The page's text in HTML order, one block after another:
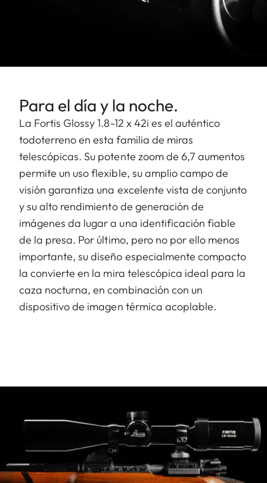
Para el día y la noche.
La Fortis Glossy 1.8-12 x 42i es el auténtico
todoterreno en esta familia de miras
telescópicas. Su potente zoom de 6,7 aumentos
permite un uso flexible, su amplio campo de
visión garantiza una excelente vista de conjunto
y su alto rendimiento de generación de
imágenes da lugar a una identificación fiable
de la presa. Por último, pero no por ello menos
importante, su diseño especialmente compacto
la convierte en la mira telescópica ideal para la
caza nocturna, en combinación con un
dispositivo de imagen térmica acoplable.